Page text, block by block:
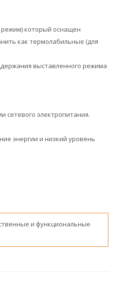
режим) который оснащен
как термолабильные (для
выставленного режима
сетевого электропитания.
энергии и низкий уровень
и функциональные